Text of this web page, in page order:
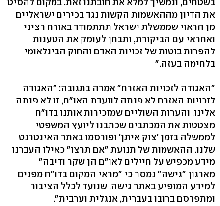
את הדיון מההאשמות הקשות נגד בכירים ישראליים
מן הראוי שממשלת ישראל תתתמודד באורח רציני
ואחראי עם הביקורת, ותבחן לעומק את הטענות
להפרות בוטות של זכויות האדם והחוק הבינלאומי
בלחימה בעזה."
"האגודה לזכויות האזרח" אמרה בתגובה: "האגודה
לזכויות האזרח לא פנתה לוועדת האו"ם, זו לא פנתה
אלינו, והערות השוליים שמזכירות אותנו בדו"ח
מצטטות את המכתבים שכתבנו ליועץ המשפטי
לממשלה בזמן 'צוק איתן' ופורסמו באתר האינטרנט
שלנו. ההאשמות של תנועת "אם תרצו" כאילו העברנו
מידע מכפיש על חיילים לאו"ם הן שקר ודיבה"
מארגון "גישה" נמסר כי "מראי המקום בדו"ח מפנים
למידע המופיע באתר גישה, שנועד לכלל הציבור
ומתפרסם ברובו בעברית, אנגלית וערבית".